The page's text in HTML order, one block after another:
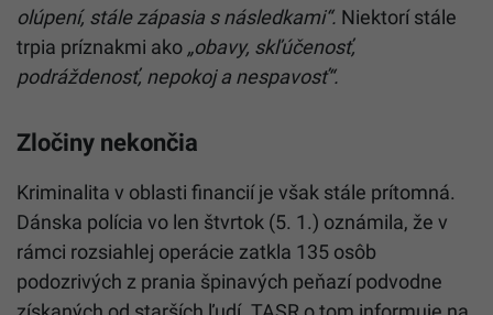
olúpení, stále zápasia s následkami“. Niektorí stále
trpia príznakmi ako „obavy, skľúčenosť,
podráždenosť, nepokoj a nespavosť“.
Zločiny nekončia
Kriminalita v oblasti financií je však stále prítomná.
Dánska polícia vo len štvrtok (5. 1.) oznámila, že v
rámci rozsiahlej operácie zatkla 135 osôb
podozrivých z prania špinavých peňazí podvodne